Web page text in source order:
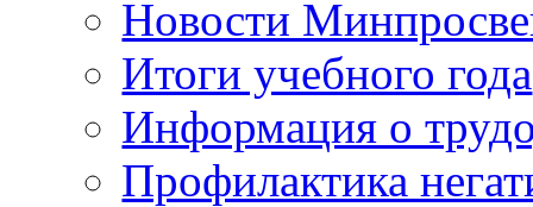
Новости
Итоги учебного года
Информация о
Профилактика